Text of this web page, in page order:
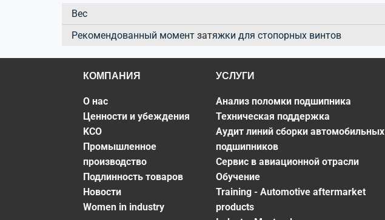
Вес
Рекомендованный момент затяжки для стопорных винтов
КОМПАНИЯ
О нас
Ценности и убеждения
KCO
Промышленное
производство
Подлинность товаров
Новости
Women in industry
УСЛУГИ
Анализ поломки подшипника
Техническая поддержка
Аудит линий сборки автомобильных
подшипников
Сервис в авиационной отрасли
Обучение
Training - Automotive aftermarket
products